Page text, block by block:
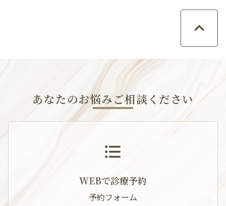
あなたのお悩みご相談ください
WEBで診療予約
予約フォーム